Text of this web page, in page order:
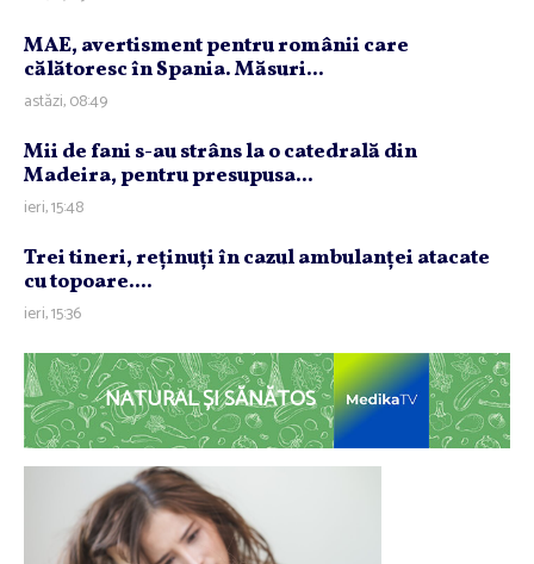
MAE, avertisment pentru românii care
călătoresc în Spania. Măsuri...
astăzi, 08:49
Mii de fani s-au strâns la o catedrală din
Madeira, pentru presupusa...
ieri, 15:48
Trei tineri, reţinuţi în cazul ambulanţei atacate
cu topoare....
ieri, 15:36
NATURAL ȘI SĂNĂTOS